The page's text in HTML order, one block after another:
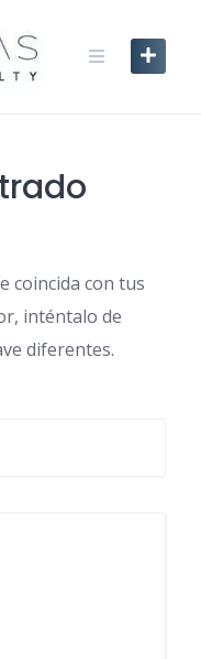
coincida con tus
inténtalo de
diferentes.